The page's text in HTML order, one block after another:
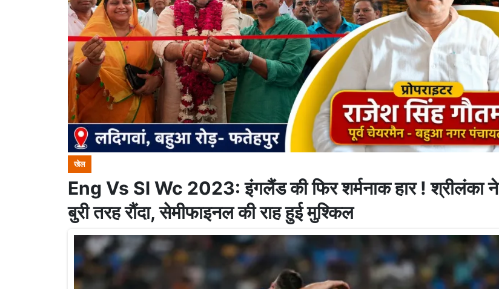
खेल
Eng Vs Sl Wc 2023: इंगलैंड की फिर शर्मनाक हार ! श्रीलंका ने
बुरी तरह रौंदा, सेमीफाइनल की राह हुई मुश्किल